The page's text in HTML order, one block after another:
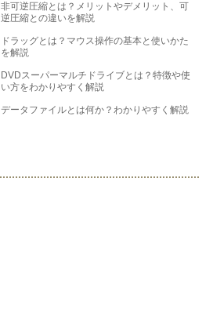
非可逆圧縮とは？メリットやデメリット、可
逆圧縮との違いを解説
ドラッグとは？マウス操作の基本と使いかた
を解説
DVDスーパーマルチドライブとは？特徴や使
い方をわかりやすく解説
データファイルとは何か？わかりやすく解説